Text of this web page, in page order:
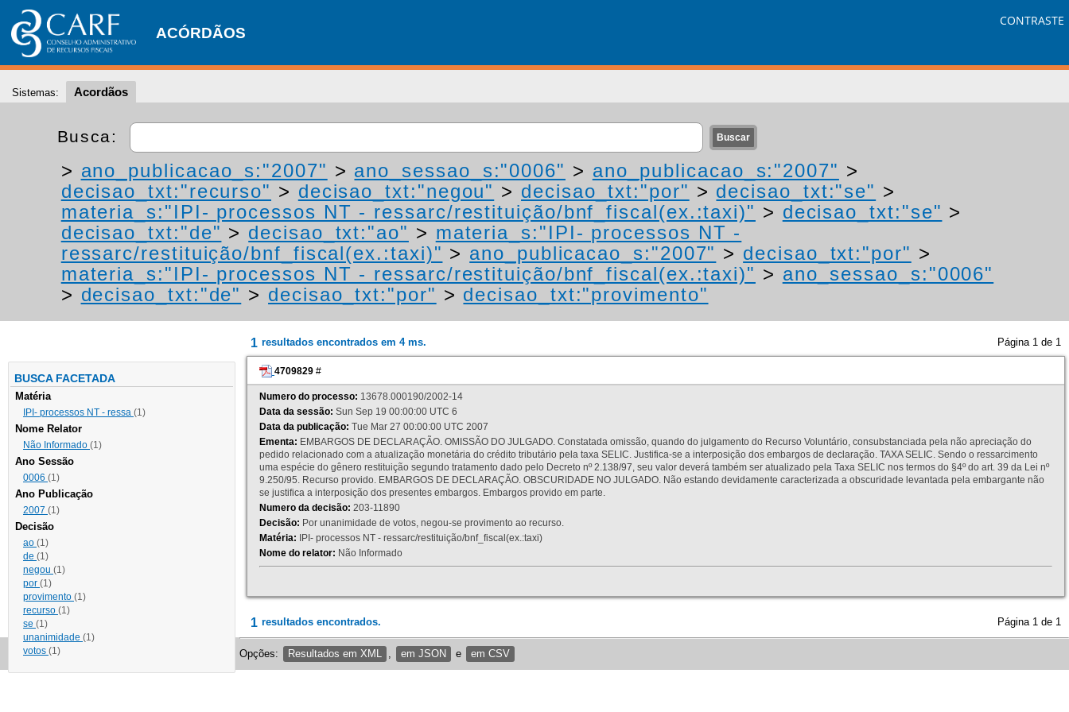
ACÓRDÃOS
CONTRASTE
Sistemas: Acordãos
Busca:
> ano_publicacao_s:"2007" > ano_sessao_s:"0006" > ano_publicacao_s:"2007" >
decisao_txt:"recurso" > decisao_txt:"negou" > decisao_txt:"por" > decisao_txt:"se" >
materia_s:"IPI- processos NT - ressarc/restituição/bnf_fiscal(ex.:taxi)" > decisao_txt:"se" >
decisao_txt:"de" > decisao_txt:"ao" > materia_s:"IPI- processos NT -
ressarc/restituição/bnf_fiscal(ex.:taxi)" > ano_publicacao_s:"2007" > decisao_txt:"por" >
materia_s:"IPI- processos NT - ressarc/restituição/bnf_fiscal(ex.:taxi)" > ano_sessao_s:"0006"
> decisao_txt:"de" > decisao_txt:"por" > decisao_txt:"provimento"
BUSCA FACETADA
Matéria
IPI- processos NT - ressa (1)
Nome Relator
Não Informado (1)
Ano Sessão
0006 (1)
Ano Publicação
2007 (1)
Decisão
ao (1)
de (1)
negou (1)
por (1)
provimento (1)
recurso (1)
se (1)
unanimidade (1)
votos (1)
1 resultados encontrados em 4 ms. Página 1 de 1
4709829 #
Numero do processo: 13678.000190/2002-14
Data da sessão: Sun Sep 19 00:00:00 UTC 6
Data da publicação: Tue Mar 27 00:00:00 UTC 2007
Ementa: EMBARGOS DE DECLARAÇÃO. OMISSÃO DO JULGADO. Constatada omissão, quando do julgamento do Recurso Voluntário, consubstanciada pela não apreciação do
pedido relacionado com a atualização monetária do crédito tributário pela taxa SELIC. Justifica-se a interposição dos embargos de declaração. TAXA SELIC. Sendo o ressarcimento
uma espécie do gênero restituição segundo tratamento dado pelo Decreto nº 2.138/97, seu valor deverá também ser atualizado pela Taxa SELIC nos termos do §4º do art. 39 da Lei nº
9.250/95. Recurso provido. EMBARGOS DE DECLARAÇÃO. OBSCURIDADE NO JULGADO. Não estando devidamente caracterizada a obscuridade levantada pela embargante não
se justifica a interposição dos presentes embargos. Embargos provido em parte.
Numero da decisão: 203-11890
Decisão: Por unanimidade de votos, negou-se provimento ao recurso.
Matéria: IPI- processos NT - ressarc/restituição/bnf_fiscal(ex.:taxi)
Nome do relator: Não Informado
1 resultados encontrados. Página 1 de 1
Opções: Resultados em XML em JSON e em CSV